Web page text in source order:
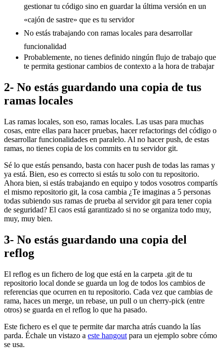
gestionar tu código sino en guardar la última versión en un
«cajón de sastre» que es tu servidor
No estás trabajando con ramas locales para desarrollar
funcionalidad
Probablemente, no tienes definido ningún flujo de trabajo que
te permita gestionar cambios de contexto a la hora de trabajar
2- No estás guardando una copia de tus
ramas locales
Las ramas locales, son eso, ramas locales. Las usas para muchas
cosas, entre ellas para hacer pruebas, hacer refactorings del código o
desarrollar funcionalidades en paralelo. Al no hacer push, de estas
ramas, no tienes copia de los commits en tu servidor git.
Sé lo que estás pensando, basta con hacer push de todas las ramas y
ya está. Bien, eso es correcto si estás tu solo con tu repositorio.
Ahora bien, si estás trabajando en equipo y todos vosotros compartís
el mismo repositorio git, la cosa cambia ¿Te imaginas a 5 personas
todas subiendo sus ramas de prueba al servidor git para tener copia
de seguridad? El caos está garantizado si no se organiza todo muy,
muy, muy bien.
3- No estás guardando una copia del
reflog
El reflog es un fichero de log que está en la carpeta .git de tu
repositorio local donde se guarda un log de todos los cambios de
referencias que ocurren en tu repositorio. Cada vez que cambias de
rama, haces un merge, un rebase, un pull o un cherry-pick (entre
otros) se guarda en el reflog lo que ha pasado.
Este fichero es el que te permite dar marcha atrás cuando la lías
parda. Échale un vistazo a este hangout para un ejemplo sobre cómo
se usa.